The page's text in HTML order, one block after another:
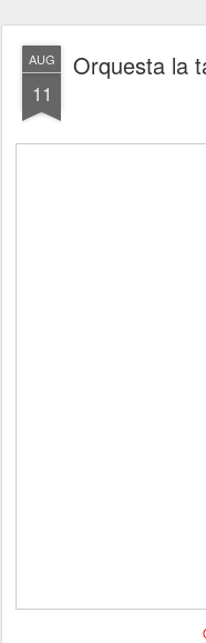
AUG
11
Orquesta la